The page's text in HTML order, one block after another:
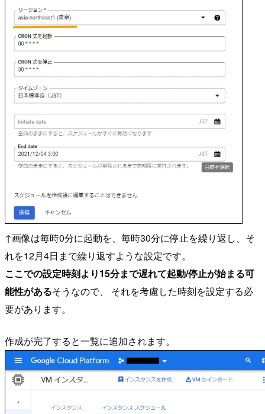
↑画像は毎時0分に起動を、毎時30分に停止を繰り返し、そ
れを12月4日まで繰り返すような設定です。
ここでの設定時刻より15分まで遅れて起動/停止が始まる可
能性があるそうなので、 それを考慮した時刻を設定する必
要があります。
作成が完了すると一覧に追加されます。